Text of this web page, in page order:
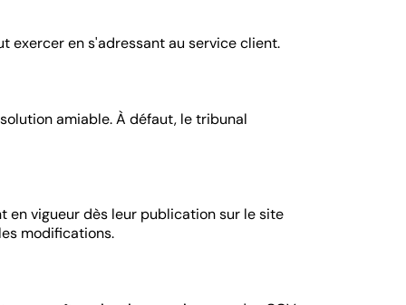
exercer en s'adressant au service client.
amiable. À défaut, le tribunal
en vigueur dès leur publication sur le site
modifications.